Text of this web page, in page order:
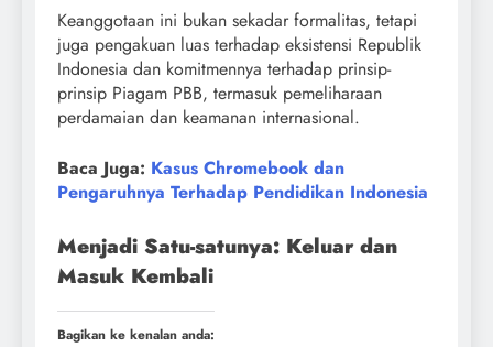
Keanggotaan ini bukan sekadar formalitas, tetapi
juga pengakuan luas terhadap eksistensi Republik
Indonesia dan komitmennya terhadap prinsip-
prinsip Piagam PBB, termasuk pemeliharaan
perdamaian dan keamanan internasional.
Baca Juga: Kasus Chromebook dan
Pengaruhnya Terhadap Pendidikan Indonesia
Menjadi Satu-satunya: Keluar dan
Masuk Kembali
Bagikan ke kenalan anda: